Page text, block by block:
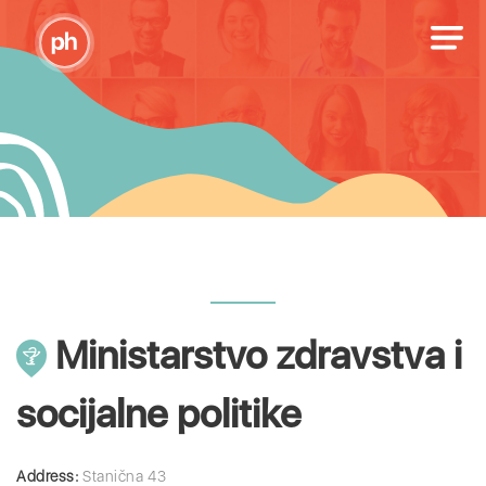
Ministarstvo zdravstva i
socijalne politike
Address: Stanična 43